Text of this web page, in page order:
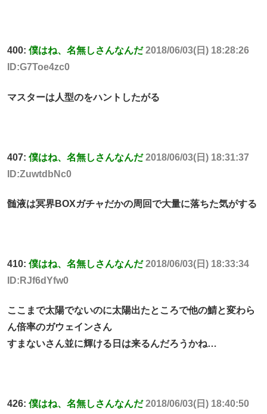
400: 僕はね、名無しさんなんだ 2018/06/03(日) 18:28:26
ID:G7Toe4zc0
マスターは人型のをハントしたがる
407: 僕はね、名無しさんなんだ 2018/06/03(日) 18:31:37
ID:ZuwtdbNc0
髄液は冥界BOXガチャだかの周回で大量に落ちた気がする
410: 僕はね、名無しさんなんだ 2018/06/03(日) 18:33:34
ID:RJf6dYfw0
ここまで太陽でないのに太陽出たところで他の鯖と変わら
ん倍率のガウェインさん
すまないさん並に輝ける日は来るんだろうかね…
426: 僕はね、名無しさんなんだ 2018/06/03(日) 18:40:50